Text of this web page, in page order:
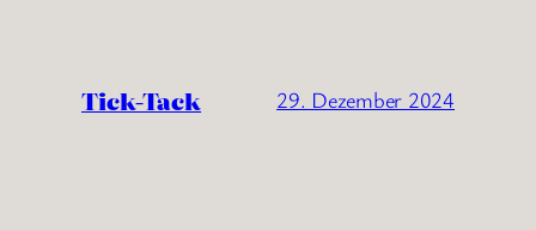
Tick-Tack 29. Dezember 2024